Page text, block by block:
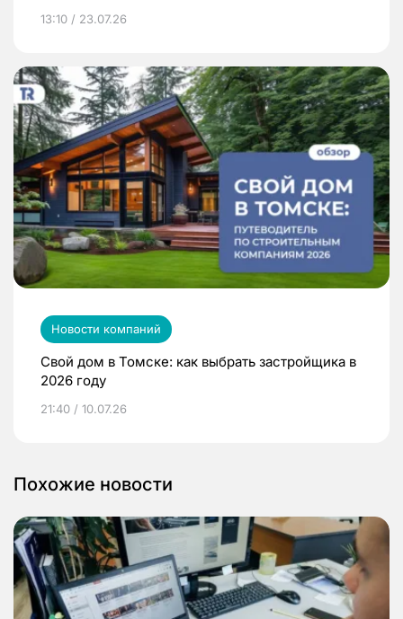
13:10 / 23.07.26
Новости компаний
Свой дом в Томске: как выбрать застройщика в
2026 году
21:40 / 10.07.26
Похожие новости